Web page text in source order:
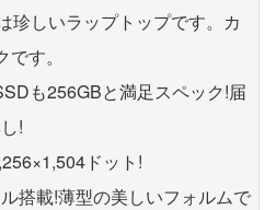
珍しいラップトップです。カ
す。
も256GBと満足スペック!届
!
ドット!
搭載!薄型の美しいフォルムで